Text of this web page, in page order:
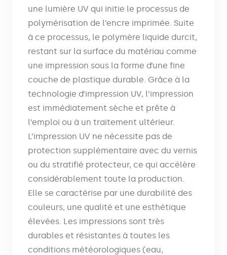
une lumière UV qui initie le processus de
polymérisation de l’encre imprimée. Suite
à ce processus, le polymère liquide durcit,
restant sur la surface du matériau comme
une impression sous la forme d’une fine
couche de plastique durable. Grâce à la
technologie d’impression UV, l’impression
est immédiatement sèche et prête à
l’emploi ou à un traitement ultérieur.
L’impression UV ne nécessite pas de
protection supplémentaire avec du vernis
ou du stratifié protecteur, ce qui accélère
considérablement toute la production.
Elle se caractérise par une durabilité des
couleurs, une qualité et une esthétique
élevées. Les impressions sont très
durables et résistantes à toutes les
conditions météorologiques (eau,